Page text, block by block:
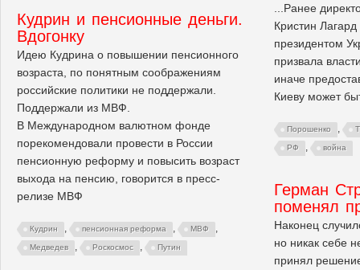
...Ранее
Кристин
президентом
призвала
иначе
Киеву может
Порошенко ,
РФ , война
Кудрин и пенсионные деньги.
Вдогонку
Идею Кудрина о повышении пенсионного
возраста, по понятным соображениям
российские политики не поддержали.
Поддержали из МВФ.
В Международном валютном фонде
порекомендовали провести в России
пенсионную реформу и повысить возраст
выхода на пенсию, говорится в пресс-
релизе МВФ
Кудрин , пенсионная реформа , МВФ ,
Медведев , Роскосмос , Путин
Герман
поменял
Наконец
но никак себе
принял